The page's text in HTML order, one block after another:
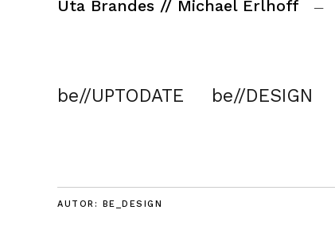
Uta Brandes // Michael Erlhoff
be//UPTODATE be//DESIGN
AUTOR: BE_DESIGN